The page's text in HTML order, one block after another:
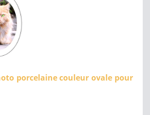
porcelaine couleur ovale pour